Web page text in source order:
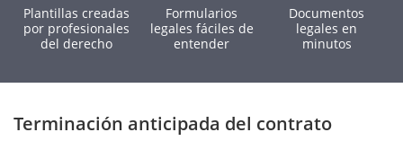
Plantillas creadas
por profesionales
del derecho
Formularios
legales fáciles de
entender
Documentos
legales en
minutos
Terminación anticipada del contrato